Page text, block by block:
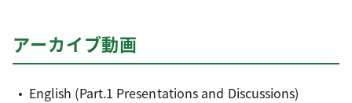
アーカイブ動画
English (Part.1 Presentations and Discussions)